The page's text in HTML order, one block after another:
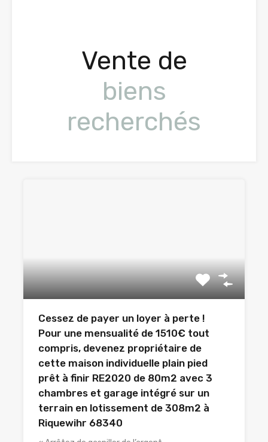
Vente de
biens
recherchés
Cessez de payer un loyer à perte !
Pour une mensualité de 1510€ tout
compris, devenez propriétaire de
cette maison individuelle plain pied
prêt à finir RE2020 de 80m2 avec 3
chambres et garage intégré sur un
terrain en lotissement de 308m2 à
Riquewihr 68340